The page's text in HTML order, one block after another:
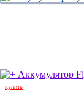
купить